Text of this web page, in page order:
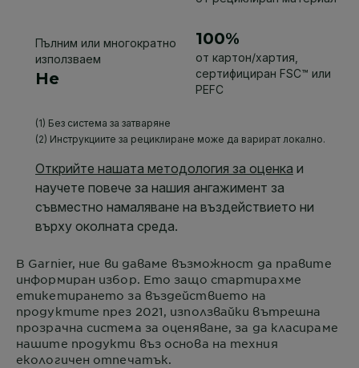
В Garnier, ние ви даваме възможност да правите
информиран избор. Ето защо стартирахме
етикетирането за въздействието на
продуктите през 2021, използвайки вътрешна
прозрачна система за оценяване, за да класираме
нашите продукти въз основа на техния
екологичен отпечатък.